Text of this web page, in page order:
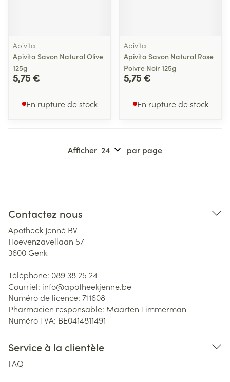
Apivita
Apivita Savon Natural Olive
125g
5,75 €
En rupture de stock
Apivita
Apivita Savon Natural Rose
Poivre Noir 125g
5,75 €
En rupture de stock
Afficher par page
Contactez nous
Apotheek Jenné BV
Hoevenzavellaan 57
3600 Genk
Téléphone: 089 38 25 24
Courriel: info@apotheekjenne.be
Numéro de licence: 711608
Pharmacien responsable: Maarten Timmerman
Numéro TVA: BE0414811491
Service à la clientèle
FAQ